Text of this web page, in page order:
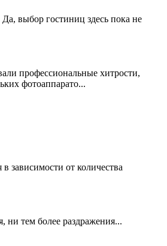
выбор гостиниц здесь пока не
профессиональные хитрости,
фотоаппарато...
зависимости от количества
ни тем более раздражения...